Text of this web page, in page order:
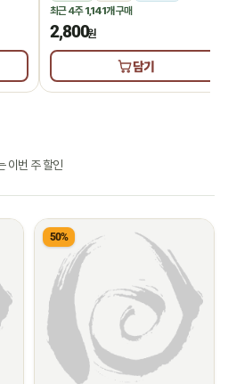
최근 4주1,141개구매
2,800원
담기
이번 주 할인
50%